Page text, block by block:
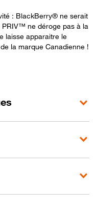
: BlackBerry® ne serait
ne déroge pas à la
laisse apparaitre le
la marque Canadienne !